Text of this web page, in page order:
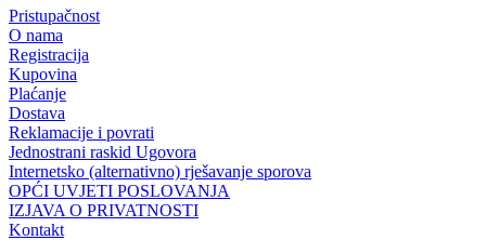
Pristupačnost
O nama
Registracija
Kupovina
Plaćanje
Dostava
Reklamacije i povrati
Jednostrani raskid Ugovora
Internetsko (alternativno) rješavanje sporova
OPĆI UVJETI POSLOVANJA
IZJAVA O PRIVATNOSTI
Kontakt